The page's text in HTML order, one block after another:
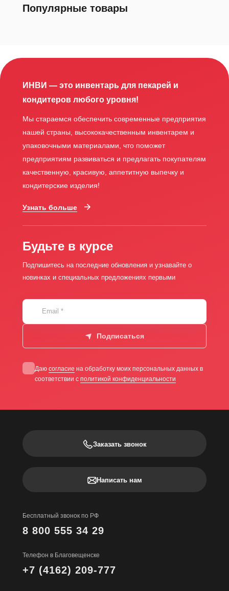
Популярные товары
ИНВИ — это инвентарь для пекарей и
кондитеров любого уровня!
Мы стараемся обеспечить современные предприятия
нашей страны, высококачественным инвентарем и
упаковочными материалами, что поможет
предприятиям развиваться и предлагать покупателям
качественную, красивую, аппетитную выпечку и
кондитерские изделия!
Узнать больше
Будьте в курсе
Подпишитесь на последние обновления и узнавайте о
новинках и специальных предложениях первыми
Email *
Подписаться
Даю согласие на обработку моих персональных данных в
соответствии с политикой конфиденциальности
Заказать звонок
Написать нам
Бесплатный звонок по РФ
8 800 555 34 29
Телефон в Благовещенске
+7 (4162) 209-777